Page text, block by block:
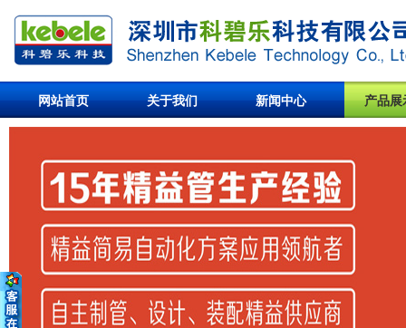
网站首页 关于我们 新闻中心 产品展